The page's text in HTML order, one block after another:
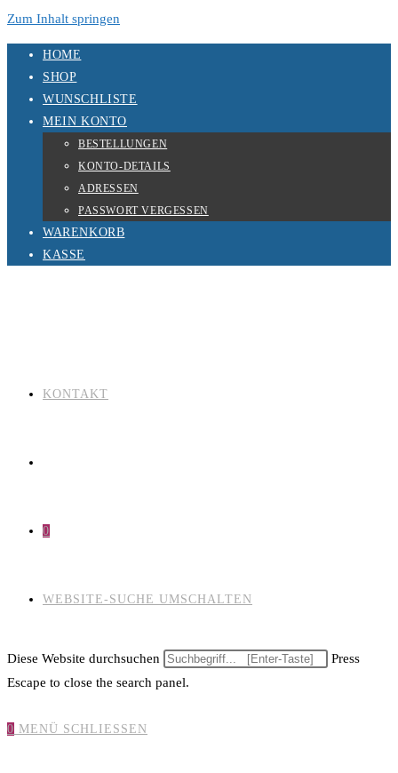
Zum Inhalt springen
HOME
SHOP
WUNSCHLISTE
MEIN KONTO
BESTELLUNGEN
KONTO-DETAILS
ADRESSEN
PASSWORT VERGESSEN
WARENKORB
KASSE
KONTAKT
0
WEBSITE-SUCHE UMSCHALTEN
Diese Website durchsuchen
Press
Escape to close the search panel.
0 MENÜ SCHLIESSEN